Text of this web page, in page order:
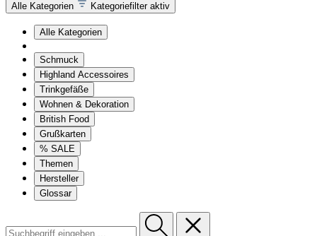
Alle Kategorien Kategoriefilter aktiv
Alle Kategorien
Schmuck
Highland Accessoires
Trinkgefäße
Wohnen & Dekoration
British Food
Grußkarten
% SALE
Themen
Hersteller
Glossar